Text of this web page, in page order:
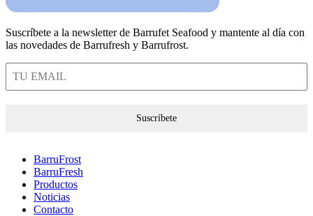
Suscríbete a la newsletter de Barrufet Seafood y mantente al día con
las novedades de Barrufresh y Barrufrost.
Suscríbete
BarruFrost
BarruFresh
Productos
Noticias
Contacto